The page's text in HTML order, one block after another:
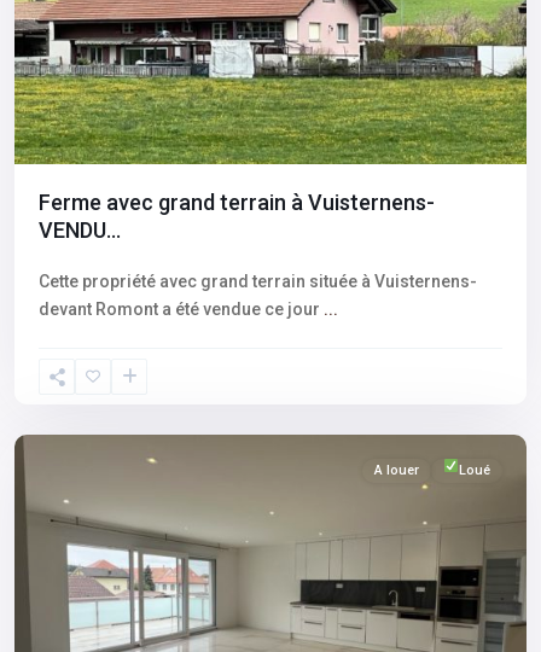
Ferme avec grand terrain à Vuisternens-
VENDU...
Cette propriété avec grand terrain située à Vuisternens-
devant Romont a été vendue ce jour ...
devant-
A louer Loué